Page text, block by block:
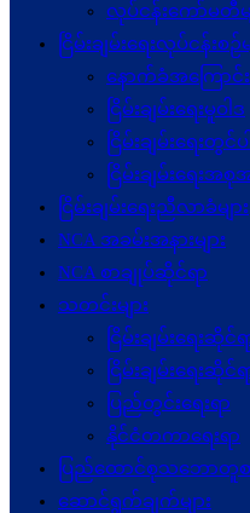
လုပ်ငန်းကော်မတီမ
ငြိမ်းချမ်းရေးလုပ်ငန်းစဉ်မ
နောက်ခံအကြောင်
ငြိမ်းချမ်းရေးမူဝါဒ
ငြိမ်းချမ်းရေးတွ
ငြိမ်းချမ်းရေးအ
ငြိမ်းချမ်းရေးညီလာခံများ
NCA အခမ်းအနားများ
NCA စာချုပ်ဆိုင်ရာ
သတင်းများ
ငြိမ်းချမ်းရေးဆို
ငြိမ်းချမ်းရေးဆိုင်
ပြည်တွင်းရေးရာ
နိုင်ငံတကာရေးရာ
ပြည်ထောင်စုသဘောတူစ
ဆောင်ရွက်ချက်များ